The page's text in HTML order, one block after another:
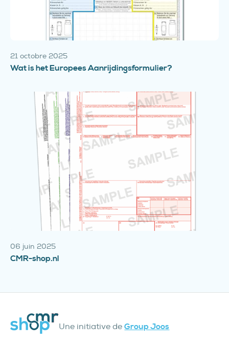
21 octobre 2025
Wat is het Europees Aanrijdingsformulier?
06 juin 2025
CMR-shop.nl
Une initiative deGroup Joos